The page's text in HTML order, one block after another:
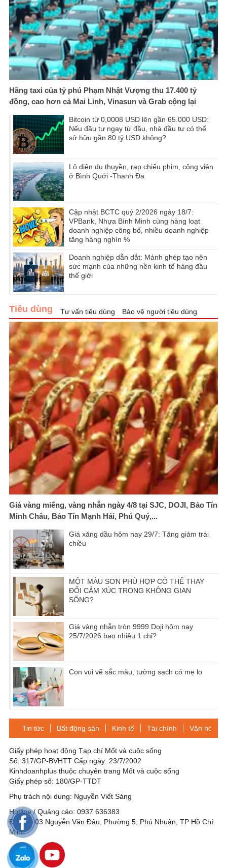
Hãng taxi của tỷ phú Phạm Nhật Vượng thu 17.400 tỷ
đồng, cao hơn cả Mai Linh, Vinasun và Grab cộng lại
Bitcoin từ 0,0008 USD lên gần 65.000 USD:
Nếu đầu tư ngay từ đầu, nhà đầu tư có thể
sở hữu gần 80 tỷ USD không?
Lộ diện du thuyền, rạp chiếu phim, công viên
ở Bình Quới -Thanh Đa
Cập nhật BCTC quý 2/2026 ngày 18/7:
VPBank, Nhựa Bình Minh cùng hàng loạt
doanh nghiệp công bố, nhiều doanh nghiệp
tăng hàng nghìn %
Doanh nghiệp dẫn dắt: Mảnh ghép tạo nên
sức mạnh của những nền kinh tế hàng đầu
thế giới
Tiêu dùng Tư vấn tiêu dùng Bảo vệ người tiêu dùng
Giá vàng miếng, vàng nhẫn ngày 4/8 tại SJC, DOJI, Bảo Tín
Minh Châu, Bảo Tín Mạnh Hải, Phú Quý,...
Giá xăng dầu hôm nay 29/7: Tăng giảm trái
chiều
MỘT MÀU SƠN PHÙ HỢP CÓ THỂ THAY
ĐỔI CẢM XÚC TRONG KHÔNG GIAN
SỐNG?
Giá vàng nhẫn tròn 9999 Doji hôm nay
25/7/2026 bao nhiêu 1 chỉ?
Con vui vẽ sắc màu, tường sạch có mẹ lo
Tin tức Bất động sản Kinh tế Tài chính Văn hóa-
Giấy phép hoạt động Tạp chí Mốt và cuộc sống
Số: 317/GP-BVHTT Cấp ngày: 23/7/2002
Kinhdoanhplus thuộc chuyên trang Mốt và cuộc sống
Giấy phép số: 180/GP-TTDT
Phụ trách nội dung: Nguyễn Viết Sáng
Hotline / Quảng cáo: 0937 636383
Địa chỉ: 03 Nguyễn Văn Đậu, Phường 5, Phú Nhuận, TP Hồ Chí
Minh